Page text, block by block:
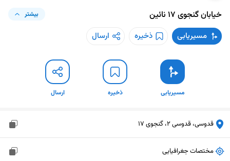
خیابان گنجوی ۱۷ نائین بیشتر
مسیریابی ذخیره ارسال
مسیریابی ذخیره ارسال
قدوسی، قدوسی 2، گنجوی 17
مختصات جغرافیایی